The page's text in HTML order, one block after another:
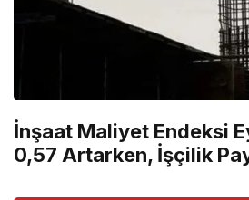
İnşaat Maliyet Endeksi
0,57 Artarken, İşçilik